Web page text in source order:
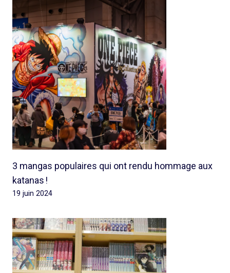
3 mangas populaires qui ont rendu hommage aux
katanas !
19 juin 2024